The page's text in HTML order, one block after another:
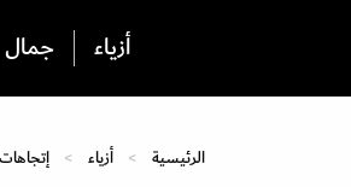
أزياء جمال
الرئيسية أزياء